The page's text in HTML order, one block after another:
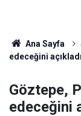
Ana Sayfa
edeceğini açıkladı
Göztepe,
edeceğini